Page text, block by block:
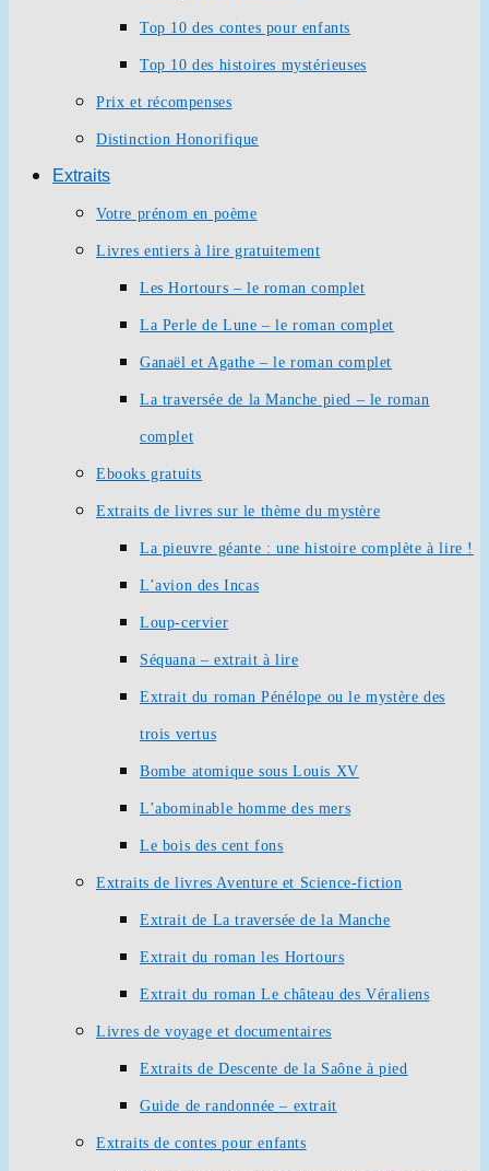
Top 10 des contes pour enfants
Top 10 des histoires mystérieuses
Prix et récompenses
Distinction Honorifique
Extraits
Votre prénom en poème
Livres entiers à lire gratuitement
Les Hortours – le roman complet
La Perle de Lune – le roman complet
Ganaël et Agathe – le roman complet
La traversée de la Manche pied – le roman
complet
Ebooks gratuits
Extraits de livres sur le thème du mystère
La pieuvre géante : une histoire complète à lire !
L’avion des Incas
Loup-cervier
Séquana – extrait à lire
Extrait du roman Pénélope ou le mystère des
trois vertus
Bombe atomique sous Louis XV
L’abominable homme des mers
Le bois des cent fons
Extraits de livres Aventure et Science-fiction
Extrait de La traversée de la Manche
Extrait du roman les Hortours
Extrait du roman Le château des Véraliens
Livres de voyage et documentaires
Extraits de Descente de la Saône à pied
Guide de randonnée – extrait
Extraits de contes pour enfants